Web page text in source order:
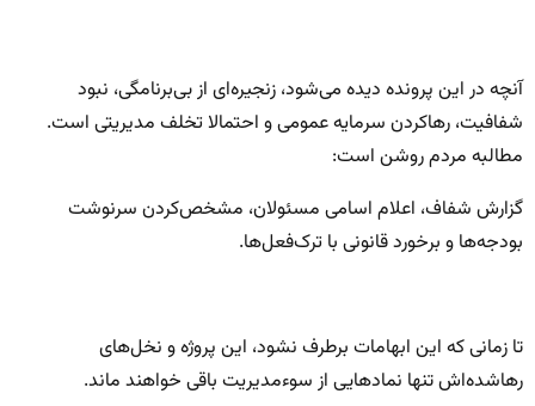
آنچه در این پرونده دیده می‌شود، زنجیره‌ای از بی‌برنامگی، نبود
شفافیت، رهاکردن سرمایه عمومی و احتمالا تخلف مدیریتی است.
مطالبه مردم روشن است:
گزارش شفاف، اعلام اسامی مسئولان، مشخص‌کردن سرنوشت
بودجه‌ها و برخورد قانونی با ترک‌فعل‌ها.
تا زمانی که این ابهامات برطرف نشود، این پروژه و نخل‌های
رهاشده‌اش تنها نمادهایی از سوءمدیریت باقی خواهند ماند.